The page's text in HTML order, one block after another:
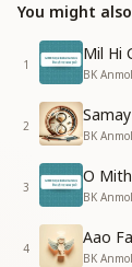
नज़रों से निहाल
होओ..इतना सुख
नज़रों से
होओ..इतना सुख
कर दिया
हर कदम साथ,
सबके लिये मैं
ऊं ऊं ऊं ऊं ऊं
खुशखबरी एक
ऊं ऊं ऊं ऊं ऊं
You might
1
Mil Hi
2
BK
3
O
BK
4
Aao
BK